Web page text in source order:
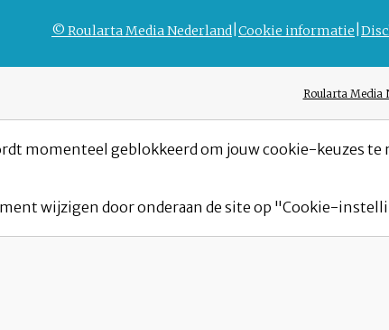
© Roularta Media Nederland Cookie informatie
Roularta Media
momenteel geblokkeerd om jouw cookie-keuzes te
wijzigen door onderaan de site op "Cookie-